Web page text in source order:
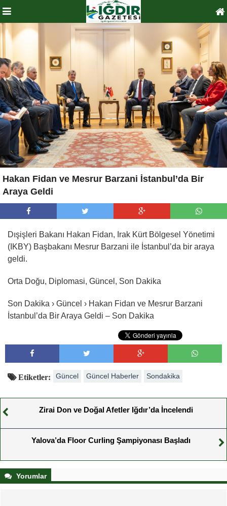
Hakan Fidan ve Mesrur Barzani İstanbul’da Bir
Araya Geldi
Dışişleri Bakanı Hakan Fidan, Irak Kürt Bölgesel Yönetimi
(IKBY) Başbakanı Mesrur Barzani ile İstanbul’da bir araya
geldi.
Orta Doğu, Diplomasi, Güncel, Son Dakika
Son Dakika › Güncel › Hakan Fidan ve Mesrur Barzani
İstanbul’da Bir Araya Geldi – Son Dakika
Etiketler: Güncel Güncel Haberler Sondakika
Zirai Don ve Doğal Afetler Iğdır’da İncelendi
Yalova’da Floor Curling Şampiyonası Başladı
Yorumlar